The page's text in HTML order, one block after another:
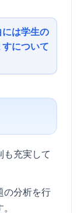
は学生の
について
充実して
の分析を行